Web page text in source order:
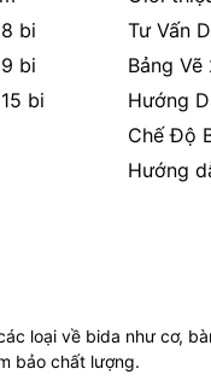
bi
bi
bi
Tư Vấn
Bảng Vẽ
Hướng
Chế Độ
Hướng
loại về bida như cơ,
bảo chất lượng.